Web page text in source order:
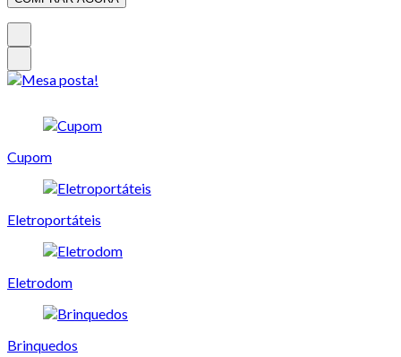
Cupom
Eletroportáteis
Eletrodom
Brinquedos